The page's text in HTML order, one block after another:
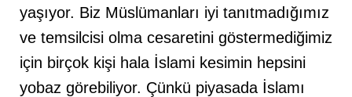
yaşıyor. Biz Müslümanları iyi tanıtmadığımız
ve temsilcisi olma cesaretini göstermediğimiz
için birçok kişi hala İslami kesimin hepsini
yobaz görebiliyor. Çünkü piyasada İslamı